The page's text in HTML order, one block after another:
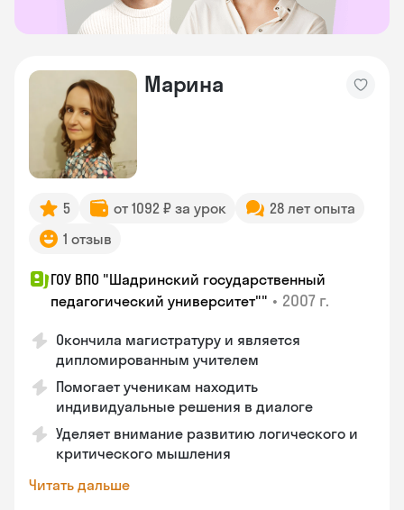
Марина
5 от 1092 ₽ за урок
28 лет опыта
1 отзыв
ГОУ ВПО "Шадринский государственный
педагогический университет"" • 2007 г.
Окончила магистратуру и является
дипломированным учителем
Помогает ученикам находить
индивидуальные решения в диалоге
Уделяет внимание развитию логического и
критического мышления
Читать дальше